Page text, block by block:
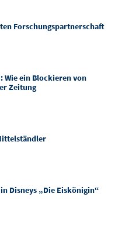
Forschungspartnerschaft
Wie ein Blockieren von
Zeitung
Disneys „Die Eiskönigin“